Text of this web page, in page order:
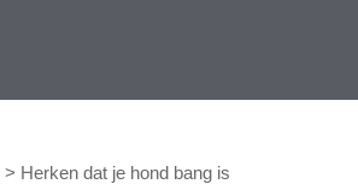
> Herken dat je hond bang is